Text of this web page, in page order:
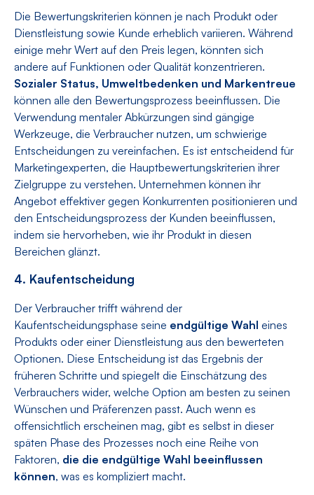
Die Bewertungskriterien können je nach Produkt oder
Dienstleistung sowie Kunde erheblich variieren. Während
einige mehr Wert auf den Preis legen, könnten sich
andere auf Funktionen oder Qualität konzentrieren.
Sozialer Status, Umweltbedenken und Markentreue
können alle den Bewertungsprozess beeinflussen. Die
Verwendung mentaler Abkürzungen sind gängige
Werkzeuge, die Verbraucher nutzen, um schwierige
Entscheidungen zu vereinfachen. Es ist entscheidend für
Marketingexperten, die Hauptbewertungskriterien ihrer
Zielgruppe zu verstehen. Unternehmen können ihr
Angebot effektiver gegen Konkurrenten positionieren und
den Entscheidungsprozess der Kunden beeinflussen,
indem sie hervorheben, wie ihr Produkt in diesen
Bereichen glänzt.
4. Kaufentscheidung
Der Verbraucher trifft während der
Kaufentscheidungsphase seine endgültige Wahl eines
Produkts oder einer Dienstleistung aus den bewerteten
Optionen. Diese Entscheidung ist das Ergebnis der
früheren Schritte und spiegelt die Einschätzung des
Verbrauchers wider, welche Option am besten zu seinen
Wünschen und Präferenzen passt. Auch wenn es
offensichtlich erscheinen mag, gibt es selbst in dieser
späten Phase des Prozesses noch eine Reihe von
Faktoren, die die endgültige Wahl beeinflussen
können, was es kompliziert macht.